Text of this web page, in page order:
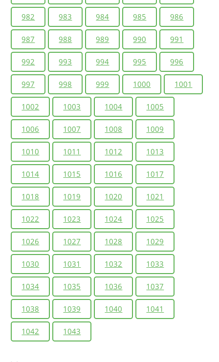
982 983 984 985 986
987 988 989 990 991
992 993 994 995 996
997 998 999 1000 1001
1002 1003 1004 1005
1006 1007 1008 1009
1010 1011 1012 1013
1014 1015 1016 1017
1018 1019 1020 1021
1022 1023 1024 1025
1026 1027 1028 1029
1030 1031 1032 1033
1034 1035 1036 1037
1038 1039 1040 1041
1042 1043